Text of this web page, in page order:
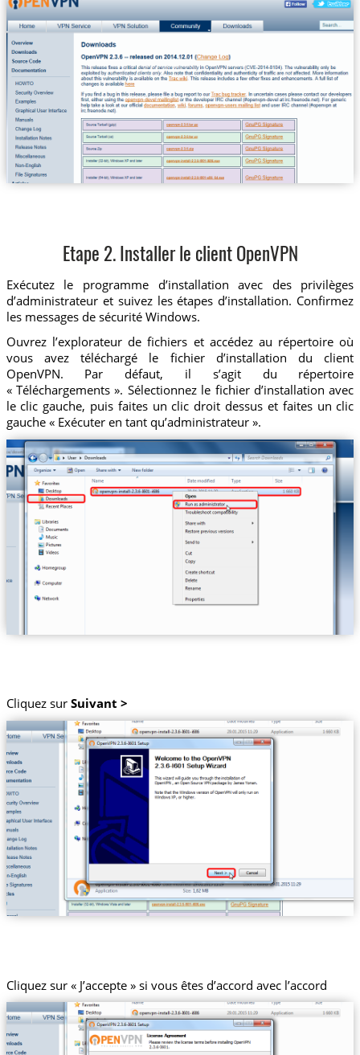
Etape 2. Installer le client OpenVPN
Exécutez le programme d’installation avec des privilèges
d’administrateur et suivez les étapes d’installation. Confirmez
les messages de sécurité Windows.
Ouvrez l’explorateur de fichiers et accédez au répertoire où
vous avez téléchargé le fichier d’installation du client
OpenVPN. Par défaut, il s’agit du répertoire
« Téléchargements ». Sélectionnez le fichier d’installation avec
le clic gauche, puis faites un clic droit dessus et faites un clic
gauche « Exécuter en tant qu’administrateur ».
Cliquez sur Suivant >
Cliquez sur « J’accepte » si vous êtes d’accord avec l’accord